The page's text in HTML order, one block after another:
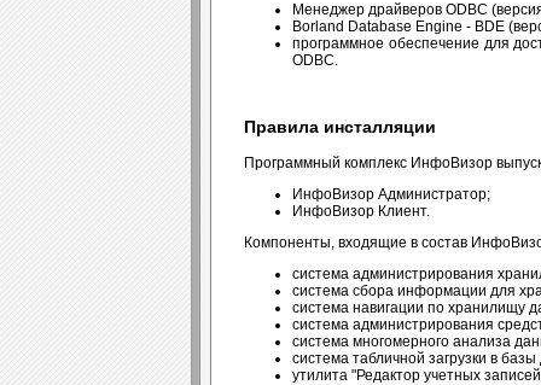
Менеджер драйверов ODBC
Borland Database Engine - BDE
программное обеспечение для
ODBC.
Правила инсталляции
Программный комплекс ИнфоВизор
ИнфоВизор Администратор;
ИнфоВизор Клиент.
Компоненты, входящие в состав
система администрирования
система сбора информации для
система навигации по хранилищу
система администрирования
система многомерного анализа
система табличной загрузки в
утилита "Редактор учетных